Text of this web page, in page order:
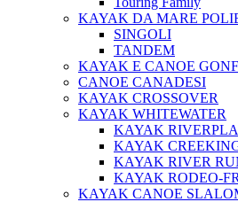
KAYAK DA MARE
SINGOLI
TANDEM
KAYAK E CANOE
CANOE CANADESI
KAYAK CROSSOVER
KAYAK WHITEWATER
KAYAK
KAYAK
KAYAK RIVER
KAYAK RODEO-
KAYAK CANOE